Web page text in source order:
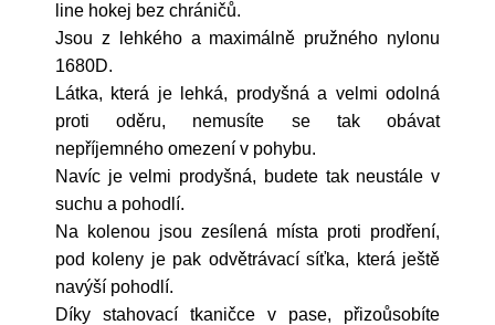
line hokej bez chráničů.
Jsou z lehkého a maximálně pružného nylonu
1680D.
Látka, která je lehká, prodyšná a velmi odolná
proti oděru, nemusíte se tak obávat
nepříjemného omezení v pohybu.
Navíc je velmi prodyšná, budete tak neustále v
suchu a pohodlí.
Na kolenou jsou zesílená místa proti prodření,
pod koleny je pak odvětrávací síťka, která ještě
navýší pohodlí.
Díky stahovací tkaničce v pase, přizoůsobíte